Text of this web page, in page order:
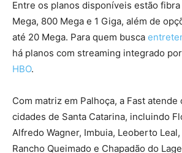
Entre os planos disponíveis estão
Mega, 800 Mega e 1 Giga, além de
até 20 Mega. Para quem busca
há planos com streaming integrado
HBO.
Com matriz em Palhoça, a Fast
cidades de Santa Catarina, incluindo
Alfredo Wagner, Imbuia, Leoberto Leal,
Rancho Queimado e Chapadão do